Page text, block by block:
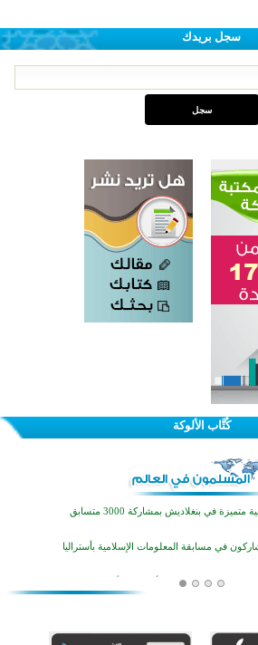
سجل بريدك
كُتَّاب الألوكة
لمسابقة حفظ وتلاوة القرآن الكريم في أزناكاييف
لتعزيز القيم وبناء الشخصية للشباب المسلمين
في بنغلاديش بمشاركة 3000 متسابق
في بلييفليا بالجبل الأسود منذ أكثر من قرن